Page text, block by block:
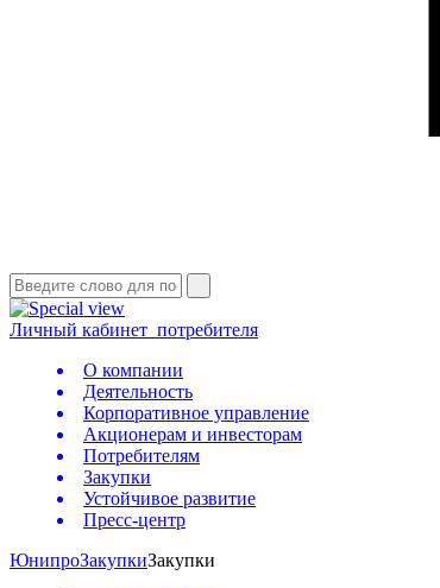
Личный кабинет потребителя
О компании
Деятельность
Корпоративное управление
Акционерам и инвесторам
Потребителям
Закупки
Устойчивое развитие
Пресс-центр
ЮнипроЗакупкиЗакупки